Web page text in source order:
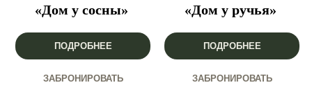
«Дом у сосны»
ПОДРОБНЕЕ
ЗАБРОНИРОВАТЬ
«Дом у ручья»
ПОДРОБНЕЕ
ЗАБРОНИРОВАТЬ